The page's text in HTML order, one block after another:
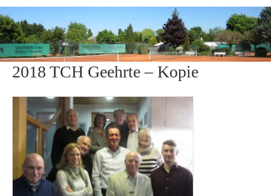
TC Hockenheim
2018 TCH Geehrte – Kopie